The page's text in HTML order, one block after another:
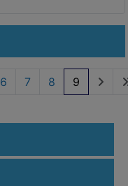
6 7 8 9